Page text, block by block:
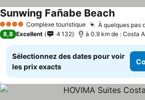
4 Étoiles Complexe touristique À quelques pas
Sunwing Fañabe Beach
8,8 Excellent 4 132 à 0.9 km de : Costa
Sélectionnez des dates pour voir
les prix exacts